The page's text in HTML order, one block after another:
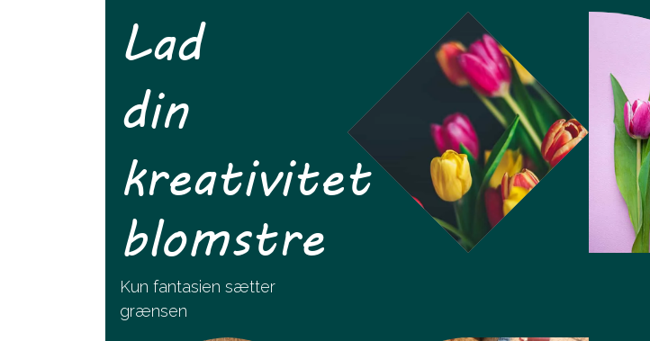
Lad
din
kreativitet
blomstre
Kun fantasien sætter
grænsen